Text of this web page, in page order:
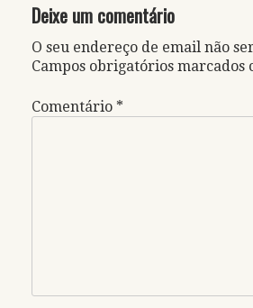
Deixe um comentário
O seu endereço de email não
Campos obrigatórios marcados
Comentário *